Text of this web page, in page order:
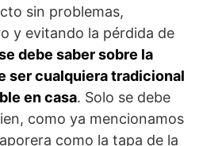
sin problemas,
y evitando la pérdida de
debe saber sobre la
ser cualquiera tradicional
en casa. Solo se debe
como ya mencionamos
como la tapa de la